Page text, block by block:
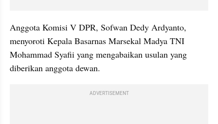
Anggota Komisi V DPR, Sofwan Dedy Ardyanto,
menyoroti Kepala Basarnas Marsekal Madya TNI
Mohammad Syafii yang mengabaikan usulan yang
diberikan anggota dewan.
ADVERTISEMENT